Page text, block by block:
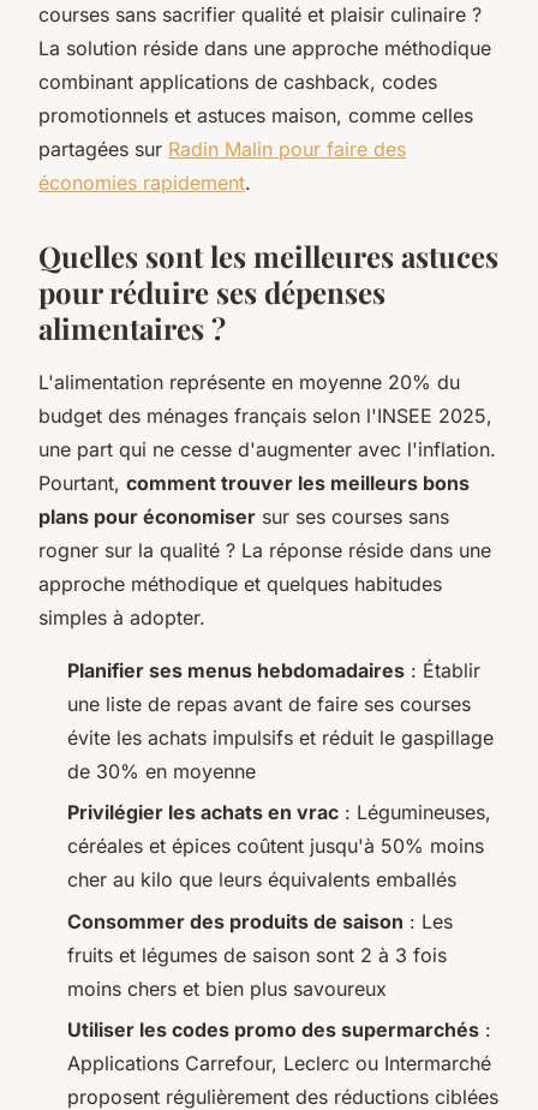
courses sans sacrifier qualité et plaisir culinaire ?
La solution réside dans une approche méthodique
combinant applications de cashback, codes
promotionnels et astuces maison, comme celles
partagées sur Radin Malin pour faire des
économies rapidement.
Quelles sont les meilleures astuces
pour réduire ses dépenses
alimentaires ?
L'alimentation représente en moyenne 20% du
budget des ménages français selon l'INSEE 2025,
une part qui ne cesse d'augmenter avec l'inflation.
Pourtant, comment trouver les meilleurs bons
plans pour économiser sur ses courses sans
rogner sur la qualité ? La réponse réside dans une
approche méthodique et quelques habitudes
simples à adopter.
Planifier ses menus hebdomadaires : Établir
une liste de repas avant de faire ses courses
évite les achats impulsifs et réduit le gaspillage
de 30% en moyenne
Privilégier les achats en vrac : Légumineuses,
céréales et épices coûtent jusqu'à 50% moins
cher au kilo que leurs équivalents emballés
Consommer des produits de saison : Les
fruits et légumes de saison sont 2 à 3 fois
moins chers et bien plus savoureux
Utiliser les codes promo des supermarchés :
Applications Carrefour, Leclerc ou Intermarché
proposent régulièrement des réductions ciblées